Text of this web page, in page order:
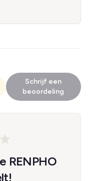
Schrijf een
beoordeling
RENPHO